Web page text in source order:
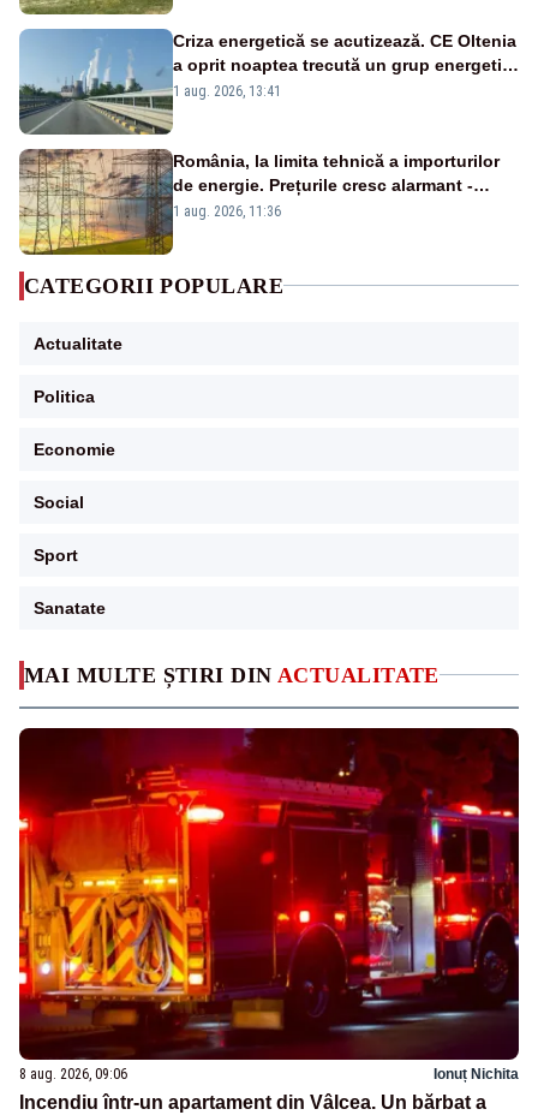
MAI MULTE ȘTIRI DIN ACTUALITATE
8 aug. 2026, 09:06 Ionuț Nichita
Incendiu într-un apartament din Vâlcea. Un bărbat a
Criza energetică se acutizează. CE Oltenia
a oprit noaptea trecută un grup energetic
de la Rovinari
1 aug. 2026, 13:41
România, la limita tehnică a importurilor
de energie. Prețurile cresc alarmant -
Analiză Realitatea Plus
1 aug. 2026, 11:36
CATEGORII POPULARE
Actualitate
Politica
Economie
Social
Sport
Sanatate